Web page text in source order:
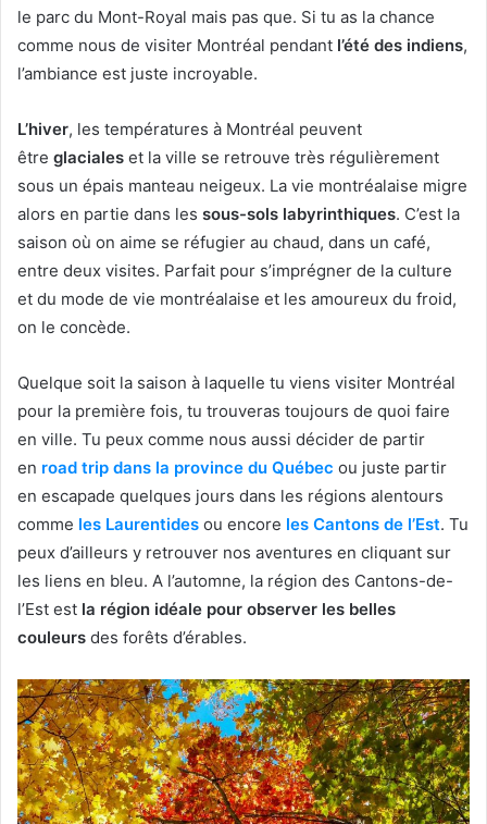
le parc du Mont-Royal mais pas que. Si tu as la chance
comme nous de visiter Montréal pendant l’été des indiens,
l’ambiance est juste incroyable.
L’hiver, les températures à Montréal peuvent
être glaciales et la ville se retrouve très régulièrement
sous un épais manteau neigeux. La vie montréalaise migre
alors en partie dans les sous-sols labyrinthiques. C’est la
saison où on aime se réfugier au chaud, dans un café,
entre deux visites. Parfait pour s’imprégner de la culture
et du mode de vie montréalaise et les amoureux du froid,
on le concède.
Quelque soit la saison à laquelle tu viens visiter Montréal
pour la première fois, tu trouveras toujours de quoi faire
en ville. Tu peux comme nous aussi décider de partir
en road trip dans la province du Québec ou juste partir
en escapade quelques jours dans les régions alentours
comme les Laurentides ou encore les Cantons de l’Est. Tu
peux d’ailleurs y retrouver nos aventures en cliquant sur
les liens en bleu. A l’automne, la région des Cantons-de-
l’Est est la région idéale pour observer les belles
couleurs des forêts d’érables.